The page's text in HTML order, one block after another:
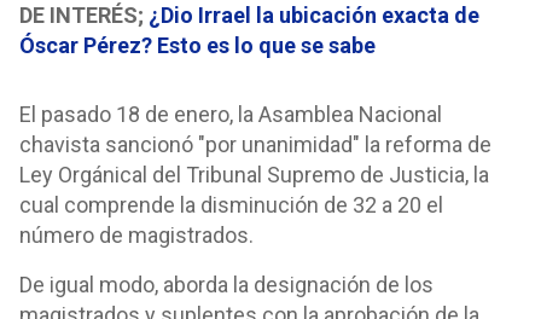
DE INTERÉS; ¿Dio Irrael la ubicación exacta de
Óscar Pérez? Esto es lo que se sabe
El pasado 18 de enero, la Asamblea Nacional
chavista sancionó "por unanimidad" la reforma de
Ley Orgánical del Tribunal Supremo de Justicia, la
cual comprende la disminución de 32 a 20 el
número de magistrados.
De igual modo, aborda la designación de los